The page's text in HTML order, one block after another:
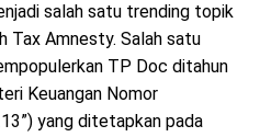
salah satu trending topik
Tax Amnesty. Salah satu
TP Doc ditahun
Keuangan Nomor
yang ditetapkan pada